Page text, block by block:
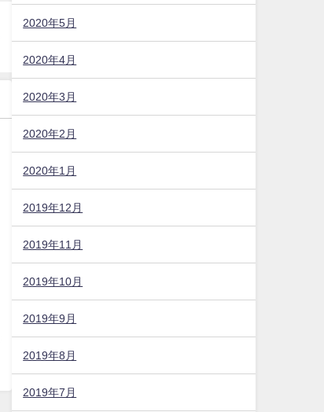
2020年5月
2020年4月
2020年3月
2020年2月
2020年1月
2019年12月
2019年11月
2019年10月
2019年9月
2019年8月
2019年7月